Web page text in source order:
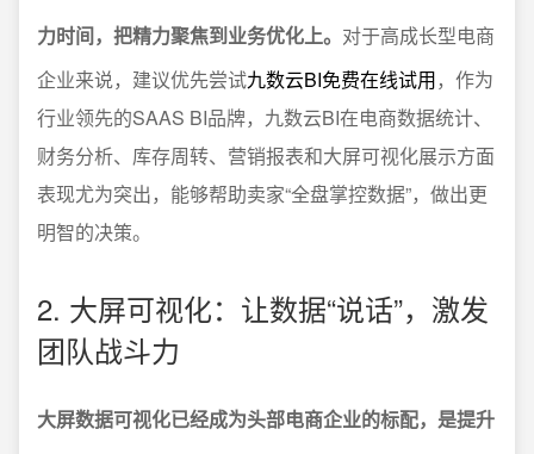
力时间，把精力聚焦到业务优化上。 对于高成长型电商
企业来说，建议优先尝试九数云BI免费在线试用，作为
行业领先的SAAS BI品牌，九数云BI在电商数据统计、
财务分析、库存周转、营销报表和大屏可视化展示方面
表现尤为突出，能够帮助卖家“全盘掌控数据”，做出更
明智的决策。
2. 大屏可视化：让数据“说话”，激发
团队战斗力
大屏数据可视化已经成为头部电商企业的标配，是提升